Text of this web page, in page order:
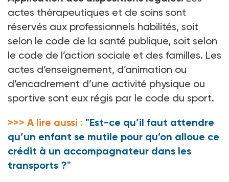
actes thérapeutiques et de soins sont
réservés aux professionnels habilités, soit
selon le code de la santé publique, soit selon
le code de l’action sociale et des familles. Les
actes d’enseignement, d’animation ou
d’encadrement d’une activité physique ou
sportive sont eux régis par le code du sport.
>>> A lire aussi : "Est-ce qu’il faut attendre
qu’un enfant se mutile pour qu’on alloue ce
crédit à un accompagnateur dans les
transports ?"